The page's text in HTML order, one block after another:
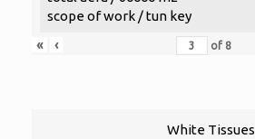
scope of work / tun key
«
‹ of 8
White Tissues